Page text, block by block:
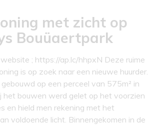
met zicht op
Bouüaertpark
; https://ap.lc/hhpxN Deze ruime
is op zoek naar een nieuwe huurder.
op een perceel van 575m² in
het bouwen werd gelet op het voorzien
en hield men rekening met het
voldoende licht. Binnengekomen in de